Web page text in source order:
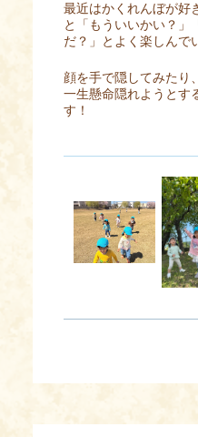
最近はかくれんぼが好
と「もういいかい？」
だ？」とよく楽しんで
顔を手で隠してみたり
一生懸命隠れようとす
す！